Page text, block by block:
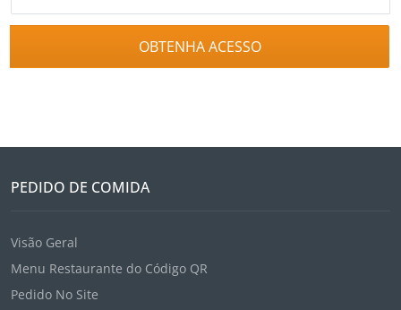
OBTENHA ACESSO
PEDIDO DE COMIDA
Visão Geral
Menu Restaurante do Código QR
Pedido No Site